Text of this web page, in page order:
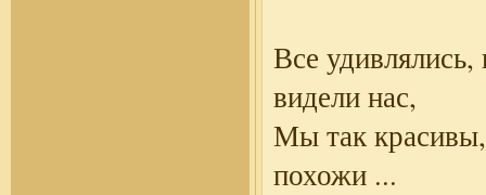
Все удивлялись,
видели нас,
Мы так
похожи ...